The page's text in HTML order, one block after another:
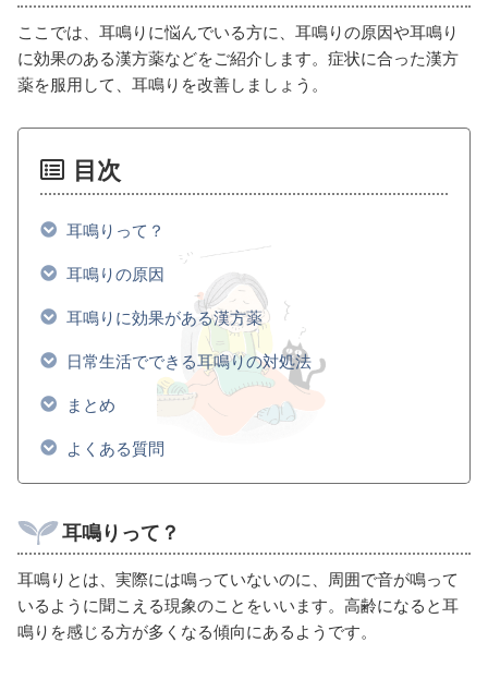
ここでは、耳鳴りに悩んでいる方に、耳鳴りの原因や耳鳴り
に効果のある漢方薬などをご紹介します。症状に合った漢方
薬を服用して、耳鳴りを改善しましょう。
目次
耳鳴りって？
耳鳴りの原因
耳鳴りに効果がある漢方薬
日常生活でできる耳鳴りの対処法
まとめ
よくある質問
耳鳴りって？
耳鳴りとは、実際には鳴っていないのに、周囲で音が鳴って
いるように聞こえる現象のことをいいます。高齢になると耳
鳴りを感じる方が多くなる傾向にあるようです。